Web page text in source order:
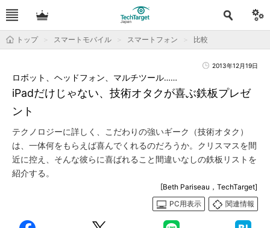
トップ スマートモバイル スマートフォン 比較
2013年12月19日
iPadだけじゃない、技術オタクが喜ぶ鉄板プレゼ
ント
ロボット、ヘッドフォン、マルチツール……
テクノロジーに詳しく、こだわりの強いギーク（技術オタク）
は、一体何をもらえば喜んでくれるのだろうか。クリスマスを間
近に控え、そんな彼らに喜ばれること間違いなしの鉄板リストを
紹介する。
[Beth Pariseau，TechTarget]
PC用表示
関連情報